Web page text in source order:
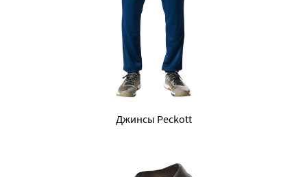
Джинсы Peckott